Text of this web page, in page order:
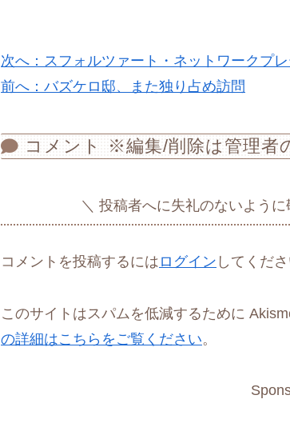
次へ：スフォルツァート・ネットワークプ
前へ：バズケロ邸、また独り占め訪問
コメント ※編集/削除は管理者
投稿者へに失礼のないよう
コメントを投稿するには ログイン してくださ
このサイトはスパムを低減するために
の詳細はこちらをご覧ください。